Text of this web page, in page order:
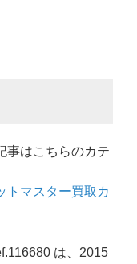
事はこちらのカテ
マスター買取カ
は、2015